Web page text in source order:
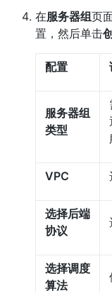
在服务器组页
置，然后单击
配置
服务器组
类型
VPC
选择后端
协议
选择调度
算法